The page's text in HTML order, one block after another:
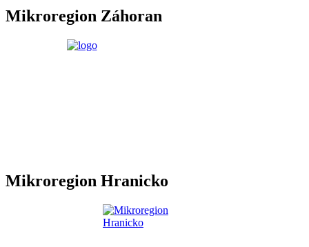
Mikroregion Záhoran
Mikroregion Hranicko